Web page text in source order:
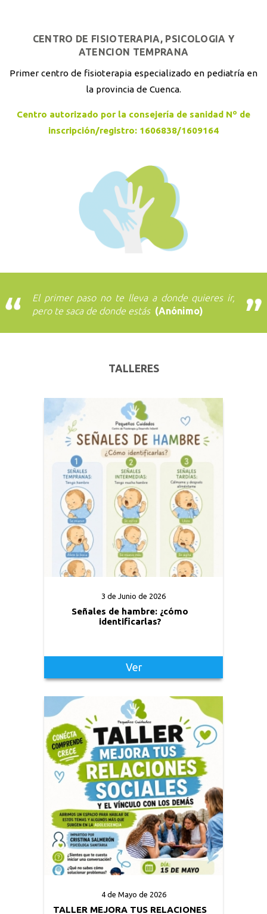
CENTRO DE FISIOTERAPIA, PSICOLOGIA Y
ATENCION TEMPRANA
Primer centro de fisioterapia especializado en pediatría en
la provincia de Cuenca.
Centro autorizado por la consejería de sanidad Nº de
inscripción/registro: 1606838/1609164
El primer paso no te lleva a donde quieres ir,
pero te saca de donde estás (Anónimo)
TALLERES
3 de Junio de 2026
Señales de hambre: ¿cómo
identificarlas?
Ver
4 de Mayo de 2026
TALLER MEJORA TUS RELACIONES